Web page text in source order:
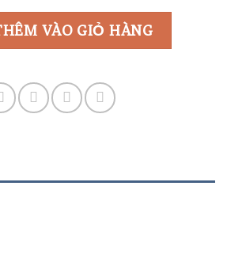
VÀO GIỎ HÀNG